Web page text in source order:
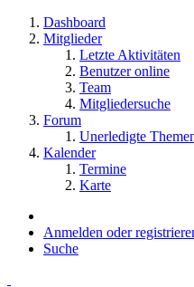
Dashboard
Mitglieder
Letzte Aktivitäten
Benutzer online
Team
Mitgliedersuche
Forum
Unerledigte
Kalender
Termine
Karte
Anmelden oder
Suche